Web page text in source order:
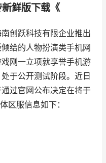
鲜版下载《
创跃科技有限企业推出
给的人物扮演类手机网
刚一立项就享誉手机游
于公开测试阶段。近日
过官网公布决定在将于
区服信息如下：